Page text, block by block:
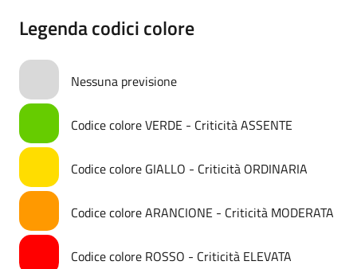
Legenda codici colore
Nessuna previsione
Codice colore VERDE - Criticità ASSENTE
Codice colore GIALLO - Criticità ORDINARIA
Codice colore ARANCIONE - Criticità MODERATA
Codice colore ROSSO - Criticità ELEVATA